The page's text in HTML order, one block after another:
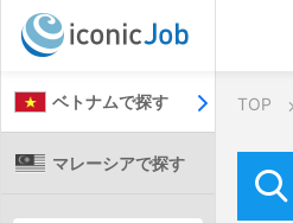
ベトナムで探す
マレーシアで探す
TOP